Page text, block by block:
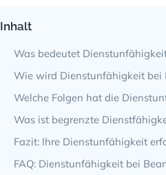
Inhalt
Was bedeutet
Baden-Württemberg?
Wie wird Dienstunfähigkeit bei
festgestellt?
Welche Folgen hat die
Sie als Beamter?
Was ist begrenzte
Württemberg?
Fazit: Ihre Dienstunfähigkeit
vorausschauende Planung
FAQ: Dienstunfähigkeit bei